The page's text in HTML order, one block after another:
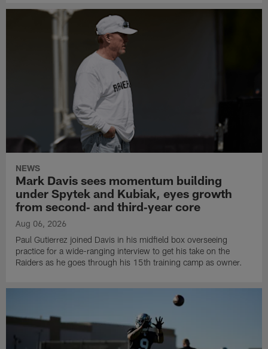
NEWS
Mark Davis sees momentum building
under Spytek and Kubiak, eyes growth
from second‑ and third‑year core
Aug 06, 2026
Paul Gutierrez joined Davis in his midfield box overseeing
practice for a wide-ranging interview to get his take on the
Raiders as he goes through his 15th training camp as owner.